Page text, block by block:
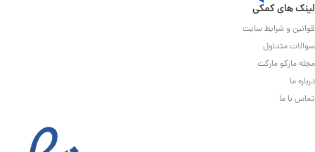
لینک های کمکی
قوانین و شرایط سایت
سوالات متداول
مجله مارکو مارکت
درباره ما
تماس با ما